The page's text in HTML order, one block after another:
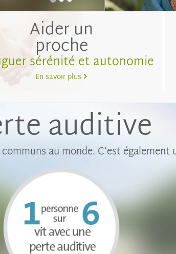
Aider un
proche
sérénité et autonomie
En savoir plus
auditive
au monde. C'est